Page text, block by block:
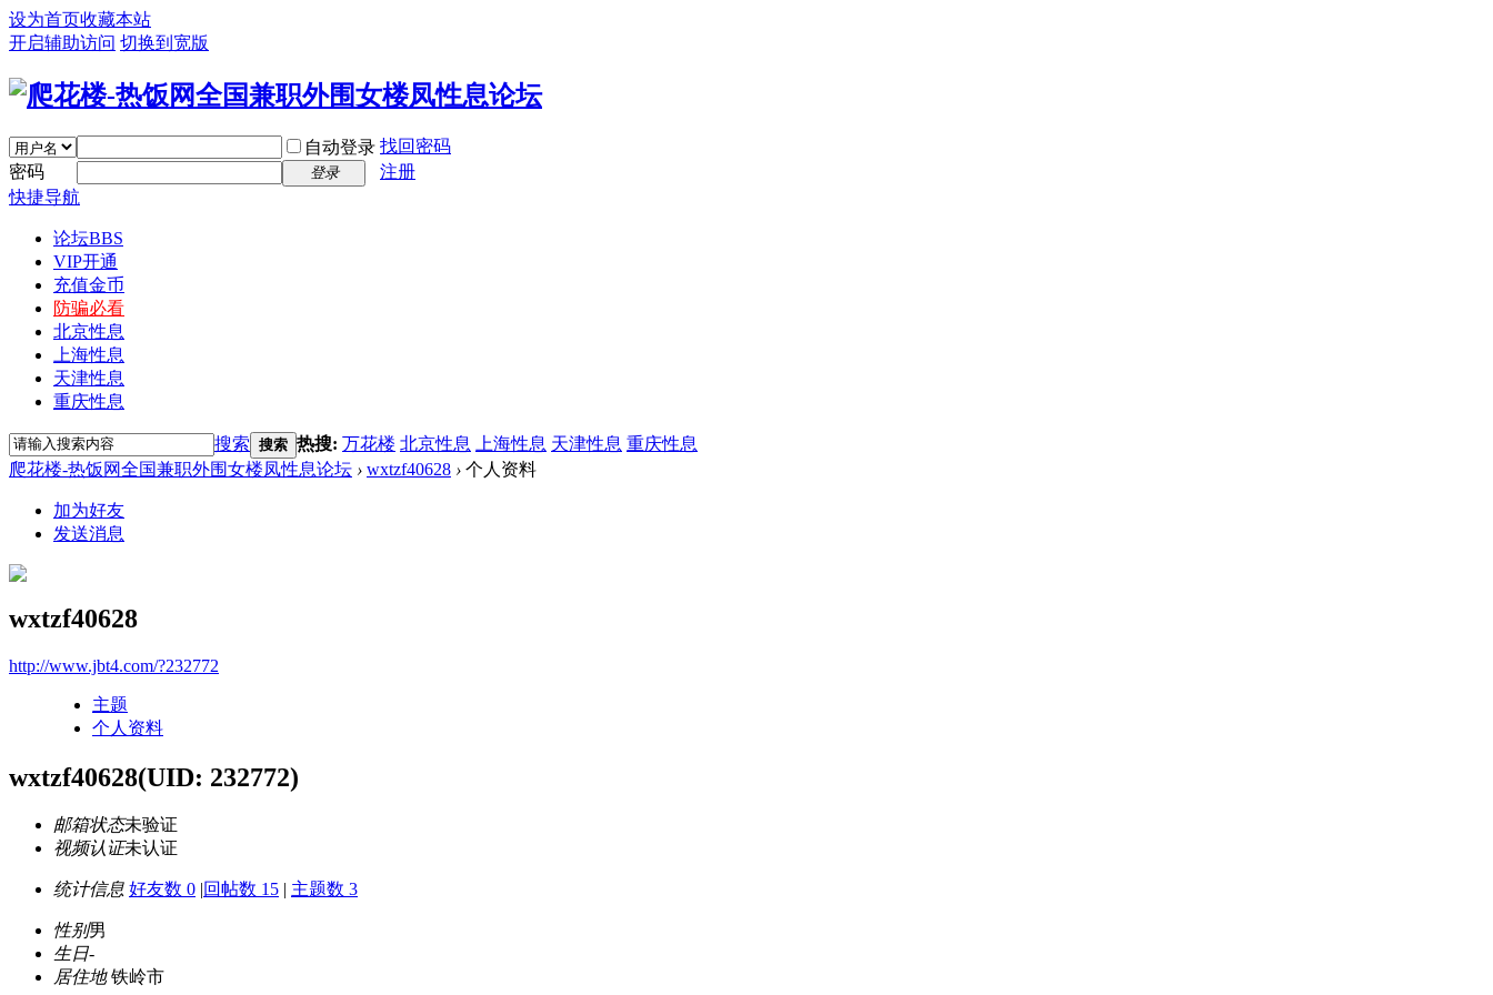
设为首页收藏本站
开启辅助访问 切换到宽版
自动登录 找回密码
密码
登录
注册
快捷导航
论坛BBS
VIP开通
充值金币
防骗必看
北京性息
上海性息
天津性息
重庆性息
搜索 搜索 热搜: 万花楼 北京性息 上海性息 天津性息 重庆性息
爬花楼-热饭网全国兼职外围女楼凤性息论坛 › wxtzf40628 › 个人资料
加为好友
发送消息
wxtzf40628
http://www.jbt4.com/?232772
主题
个人资料
wxtzf40628(UID: 232772)
邮箱状态未验证
视频认证未认证
统计信息 好友数 0 |回帖数 15 | 主题数 3
性别男
生日-
居住地铁岭市